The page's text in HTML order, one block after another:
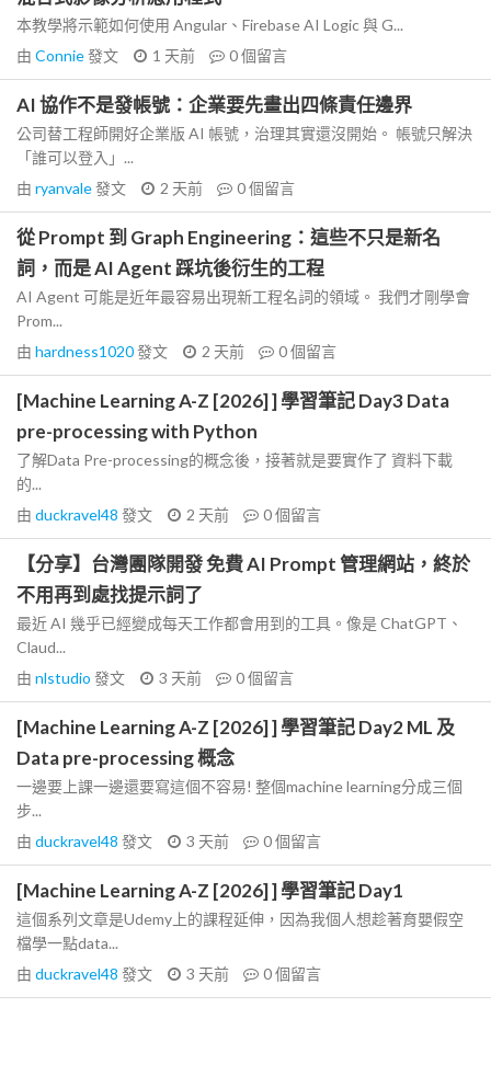
本教學將示範如何使用 Angular、Firebase AI Logic 與 G...
由 Connie發文 1 天前 0個留言
AI 協作不是發帳號：企業要先畫出四條責任邊界
公司替工程師開好企業版 AI 帳號，治理其實還沒開始。 帳號只解決
「誰可以登入」...
由 ryanvale發文 2 天前 0個留言
從 Prompt 到 Graph Engineering：這些不只是新名
詞，而是 AI Agent 踩坑後衍生的工程
AI Agent 可能是近年最容易出現新工程名詞的領域。 我們才剛學會
Prom...
由 hardness1020發文 2 天前 0個留言
[Machine Learning A-Z [2026] ] 學習筆記 Day3 Data
pre-processing with Python
了解Data Pre-processing的概念後，接著就是要實作了 資料下載
的...
由 duckravel48 發文 2 天前 0個留言
【分享】台灣團隊開發 免費 AI Prompt 管理網站，終於
不用再到處找提示詞了
最近 AI 幾乎已經變成每天工作都會用到的工具。像是 ChatGPT、
Claud...
由 nlstudio 發文 3 天前 0個留言
[Machine Learning A-Z [2026] ] 學習筆記 Day2 ML 及
Data pre-processing 概念
一邊要上課一邊還要寫這個不容易! 整個machine learning分成三個
步...
由 duckravel48 發文 3 天前 0個留言
[Machine Learning A-Z [2026] ] 學習筆記 Day1
這個系列文章是Udemy上的課程延伸，因為我個人想趁著育嬰假空
檔學一點data...
由 duckravel48 發文 3 天前 0個留言